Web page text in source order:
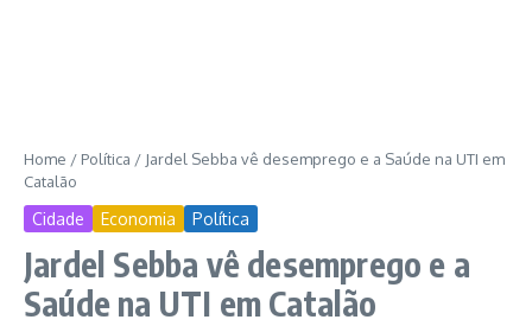
Home / Política / Jardel Sebba vê desemprego e a Saúde na UTI em
Catalão
Cidade Economia Política
Jardel Sebba vê desemprego e a
Saúde na UTI em Catalão